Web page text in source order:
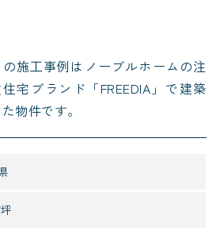
の施⼯事例はノーブルホームの注
宅ブランド「FREEDIA」で建築
た物件です。